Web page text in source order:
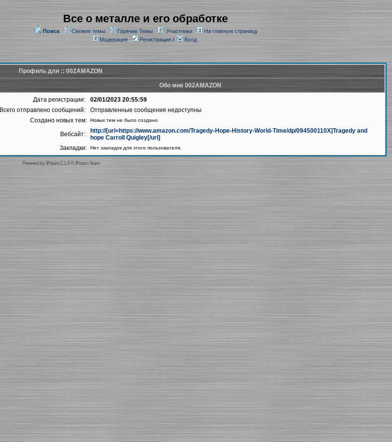
Все о металле и его обработке
Поиск Свежие темы Горячие Темы Участники
На главную страницу
Модерация
Регистрация/ Вход
Профиль для :: 002AMAZON
Обо мне 002AMAZON
Дата регистрации:
02/01/2023 20:55:59
Всего отправлено сообщений:
Отправленные сообщения недоступны
Создано новых тем:
Новых тем не было создано
Вебсайт:
http://[url=https://www.amazon.com/Tragedy-Hope-History-World-Time/dp/094500110X]Tragedy and
hope Carroll Quigley[/url]
Закладки:
Нет закладок для этого пользователя.
Powered byJForum 2.1.9©JForum Team